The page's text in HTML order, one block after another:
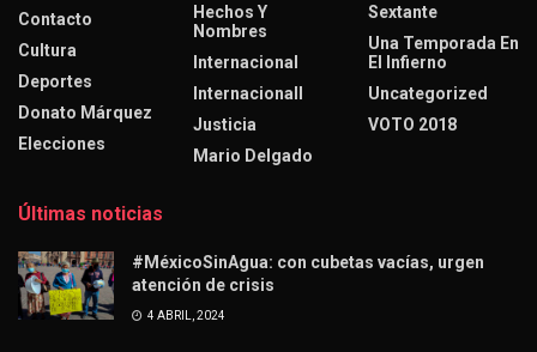
Contacto
Cultura
Deportes
Donato Márquez
Elecciones
Hechos Y
Nombres
Internacional
Internacionall
Justicia
Mario Delgado
Sextante
Una Temporada En
El Infierno
Uncategorized
VOTO 2018
Últimas noticias
#MéxicoSinAgua: con cubetas vacías, urgen
atención de crisis
4 ABRIL, 2024